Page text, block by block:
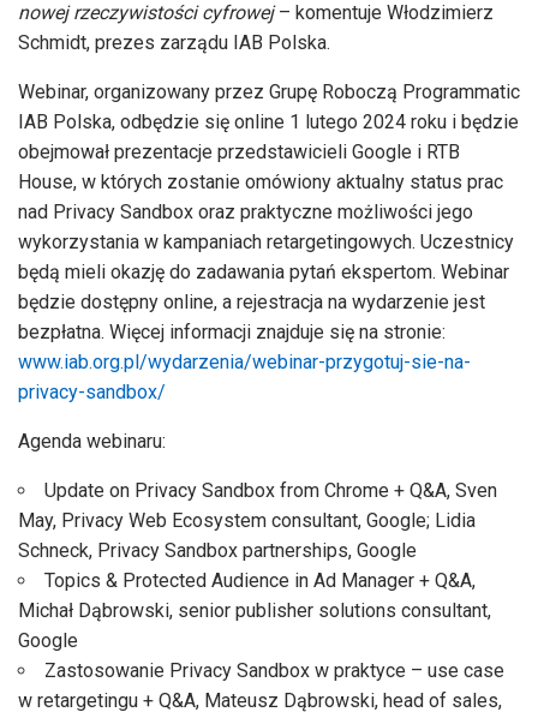
nowej rzeczywistości cyfrowej– komentuje Włodzimierz
Schmidt, prezes zarządu IAB Polska.
Webinar, organizowany przez Grupę Roboczą Programmatic
IAB Polska, odbędzie się online 1 lutego 2024 roku i będzie
obejmował prezentacje przedstawicieli Google i RTB
House, w których zostanie omówiony aktualny status prac
nad Privacy Sandbox oraz praktyczne możliwości jego
wykorzystania w kampaniach retargetingowych. Uczestnicy
będą mieli okazję do zadawania pytań ekspertom. Webinar
będzie dostępny online, a rejestracja na wydarzenie jest
bezpłatna. Więcej informacji znajduje się na stronie:
www.iab.org.pl/wydarzenia/webinar-przygotuj-sie-na-
privacy-sandbox/
Agenda webinaru:
Update on Privacy Sandbox from Chrome + Q&A, Sven
May, Privacy Web Ecosystem consultant, Google; Lidia
Schneck, Privacy Sandbox partnerships, Google
Topics & Protected Audience in Ad Manager + Q&A,
Michał Dąbrowski, senior publisher solutions consultant,
Google
Zastosowanie Privacy Sandbox w praktyce – use case
w retargetingu + Q&A, Mateusz Dąbrowski, head of sales,